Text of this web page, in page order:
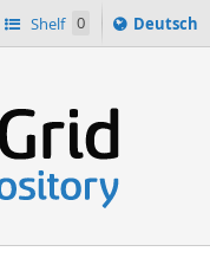
Shelf 0
Sprache
ï¿½ndern
Deutsch